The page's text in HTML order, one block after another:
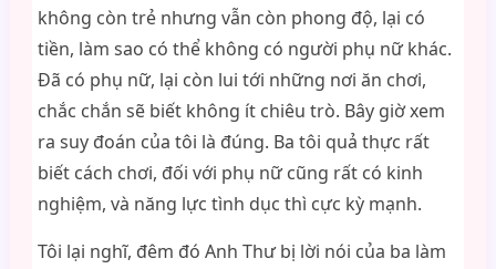
không còn trẻ nhưng vẫn còn phong độ, lại có
tiền, làm sao có thể không có người phụ nữ khác.
Đã có phụ nữ, lại còn lui tới những nơi ăn chơi,
chắc chắn sẽ biết không ít chiêu trò. Bây giờ xem
ra suy đoán của tôi là đúng. Ba tôi quả thực rất
biết cách chơi, đối với phụ nữ cũng rất có kinh
nghiệm, và năng lực tình dục thì cực kỳ mạnh.
Tôi lại nghĩ, đêm đó Anh Thư bị lời nói của ba làm